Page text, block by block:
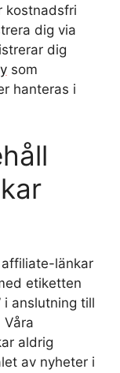
kostnadsfri
dig via
dig
som
hanteras i
länkar
etiketten
i anslutning till
aldrig
av nyheter i